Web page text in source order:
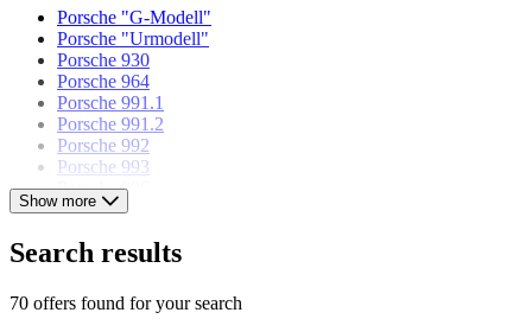
Porsche "G-Modell"
Porsche "Urmodell"
Porsche 930
Porsche 964
Porsche 991.1
Porsche 991.2
Porsche 992
Porsche 993
Porsche 996
Porsche 997.1
Show more
Search results
70 offers found for your search